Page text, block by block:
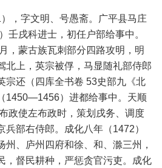
字文明、号愚斋。广平县马庄
壬戌科进士，初任户部给事中。
，蒙古族瓦刺部分四路攻明，明
北上，英宗被俘，马显随礼部侍郎
宗还（四库全书卷 53史部九《北
1450—1456）进都给事中。天顺
政使左布政时，策划戌务、调度
部右侍郎。成化八年（1472）
州、庐州四府和徐、和、滁三州，
，督民耕种，严惩贪官污吏。成化